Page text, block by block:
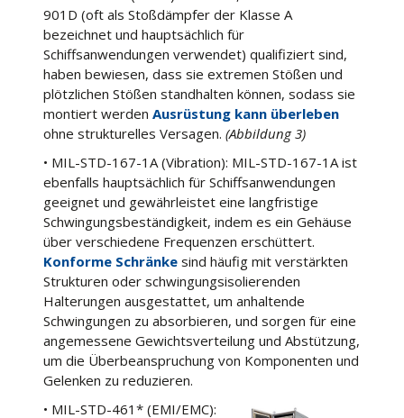
901D (oft als Stoßdämpfer der Klasse A
bezeichnet und hauptsächlich für
Schiffsanwendungen verwendet) qualifiziert sind,
haben bewiesen, dass sie extremen Stößen und
plötzlichen Stößen standhalten können, sodass sie
montiert werden Ausrüstung kann überleben
ohne strukturelles Versagen. (Abbildung 3)
• MIL-STD-167-1A (Vibration): MIL-STD-167-1A ist
ebenfalls hauptsächlich für Schiffsanwendungen
geeignet und gewährleistet eine langfristige
Schwingungsbeständigkeit, indem es ein Gehäuse
über verschiedene Frequenzen erschüttert.
Konforme Schränke sind häufig mit verstärkten
Strukturen oder schwingungsisolierenden
Halterungen ausgestattet, um anhaltende
Schwingungen zu absorbieren, und sorgen für eine
angemessene Gewichtsverteilung und Abstützung,
um die Überbeanspruchung von Komponenten und
Gelenken zu reduzieren.
• MIL-STD-461* (EMI/EMC):